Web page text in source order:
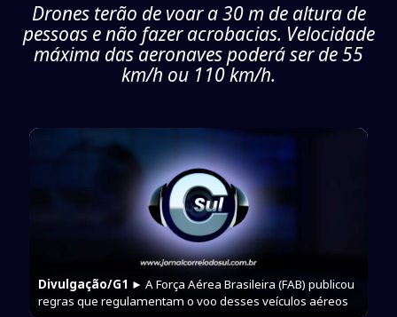
Drones terão de voar a 30 m de altura de
pessoas e não fazer acrobacias. Velocidade
máxima das aeronaves poderá ser de 55
km/h ou 110 km/h.
Divulgação/G1 ► A Força Aérea Brasileira (FAB) publicou
regras que regulamentam o voo desses veículos aéreos